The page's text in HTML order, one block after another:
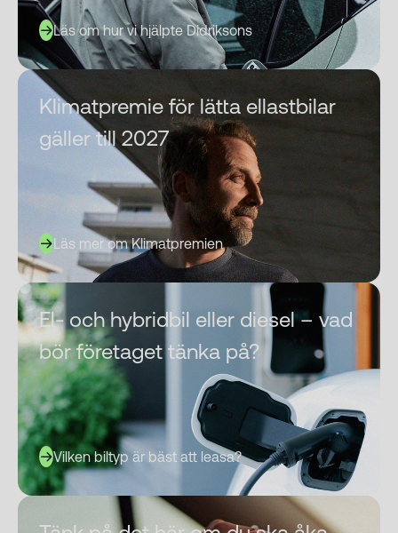
Läs om hur vi hjälpte Didriksons
Klimatpremie för lätta ellastbilar
gäller till 2027
Läs mer om Klimatpremien
El- och hybridbil eller diesel – vad
bör företaget tänka på?
Vilken biltyp är bäst att leasa?